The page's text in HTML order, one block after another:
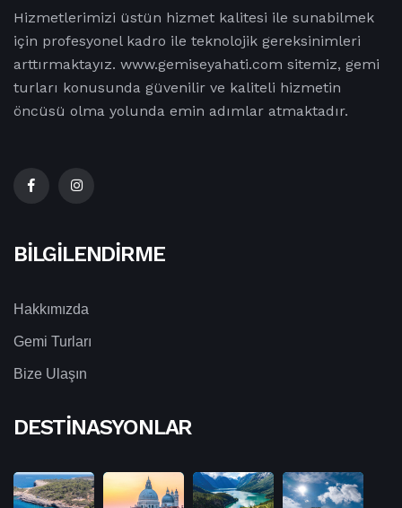
Hizmetlerimizi üstün hizmet kalitesi ile sunabilmek
için profesyonel kadro ile teknolojik gereksinimleri
arttırmaktayız. www.gemiseyahati.com sitemiz, gemi
turları konusunda güvenilir ve kaliteli hizmetin
öncüsü olma yolunda emin adımlar atmaktadır.
BILGILENDIRME
Hakkımızda
Gemi Turları
Bize Ulaşın
DESTINASYONLAR